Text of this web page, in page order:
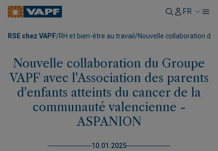
FR
RSE chez VAPF/RH et bien-être au travail /Nouvelle collaboration
Nouvelle collaboration du Groupe
VAPF avec l'Association des parents
d'enfants atteints du cancer de la
communauté valencienne -
ASPANION
10.01.2025